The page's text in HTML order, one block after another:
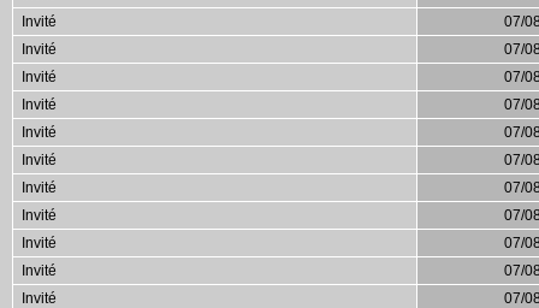
Invité
07/
Invité
07/
Invité
07/
Invité
07/
Invité
07/
Invité
07/
Invité
07/
Invité
07/
Invité
07/
Invité
07/
Invité
07/